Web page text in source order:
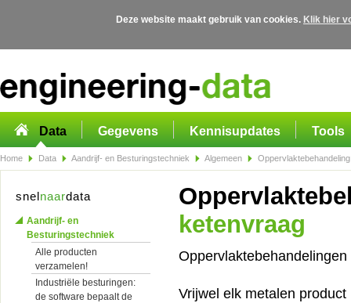
Deze website maakt gebruik van cookies. Klik hier
Data Gegevens Kennisupdates Tools
Home Data Aandrijf- en Besturingstechniek Algemeen
snelnaardata
Aandrijf- en
Besturingstechniek
Alle producten
verzamelen!
Industriële besturingen:
de software bepaalt de
ketenvraag
Vrijwel elk metalen